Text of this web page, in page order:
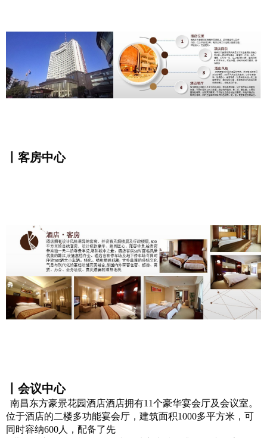
丨客房中心
丨会议中心
南昌东方豪景花园酒店酒店拥有11个豪华宴会厅及会议室。
位于酒店的二楼多功能宴会厅，建筑面积1000多平方米，可
同时容纳600人，配备了先